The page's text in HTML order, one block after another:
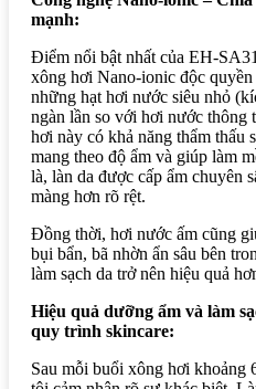
mạnh:
Điểm nổi bật nhất của EH-
xông hơi Nano-ionic độc quyền
những hạt hơi nước siêu nhỏ
ngàn lần so với hơi nước thông
hơi này có khả năng thẩm thấu
mang theo độ ẩm và giúp làm
là, làn da được cấp ẩm chuyên
màng hơn rõ rệt.
Đồng thời, hơi nước ấm cũng
bụi bẩn, bã nhờn ẩn sâu bên
làm sạch da trở nên hiệu quả
Hiệu quả dưỡng ẩm và làm
quy trình skincare:
Sau mỗi buổi xông hơi